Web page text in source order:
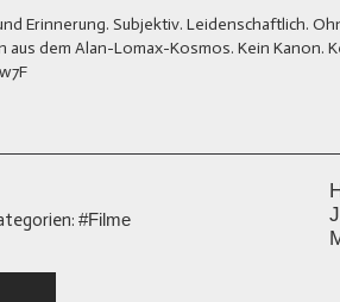
Erinnerung. Subjektiv. Leidenschaftlich.
dem Alan-Lomax-Kosmos. Kein Kanon.
#Filme